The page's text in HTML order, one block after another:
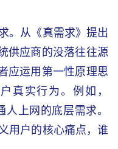
。从《真需求》提出
供应商的没落往往源
应运用第一性原理思
真实行为。例如，
上网的底层需求。
用户的核心痛点，谁